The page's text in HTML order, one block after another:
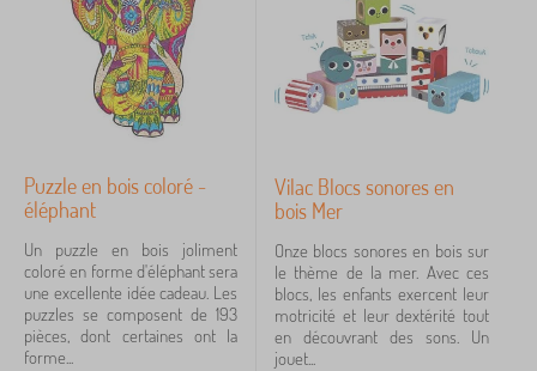
Puzzle en bois coloré -
éléphant
Un puzzle en bois joliment
coloré en forme d'éléphant sera
une excellente idée cadeau. Les
puzzles se composent de 193
pièces, dont certaines ont la
forme...
Vilac Blocs sonores en
bois Mer
Onze blocs sonores en bois sur
le thème de la mer. Avec ces
blocs, les enfants exercent leur
motricité et leur dextérité tout
en découvrant des sons. Un
jouet...